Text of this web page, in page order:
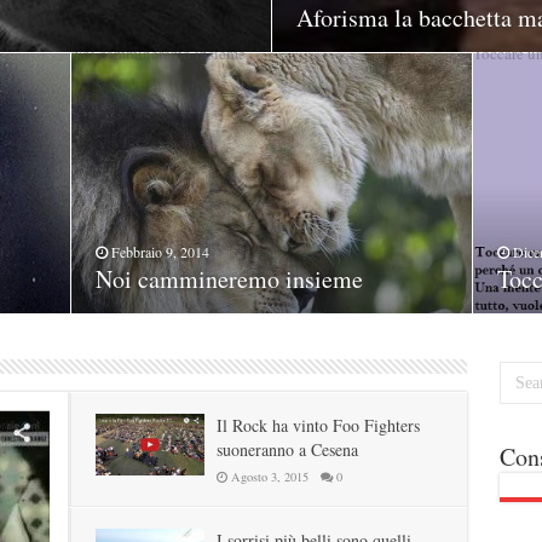
Aforisma la bacchetta
Noi cammineremo insieme
Febbraio 9, 2014
Noi cammineremo insieme
Toccare
Man-tenere, che è un
La meraviglia
Novembre 3, 2013
La meraviglia
La cosa
La
Il Rock ha vinto Foo Fighters
suoneranno a Cesena
Agosto 3, 2015 0